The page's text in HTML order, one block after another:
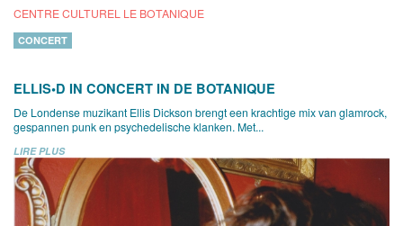
CENTRE CULTUREL LE BOTANIQUE
CONCERT
ELLIS•D IN CONCERT IN DE BOTANIQUE
De Londense muzikant Ellis Dickson brengt een krachtige mix van glamrock,
gespannen punk en psychedelische klanken. Met...
LIRE PLUS